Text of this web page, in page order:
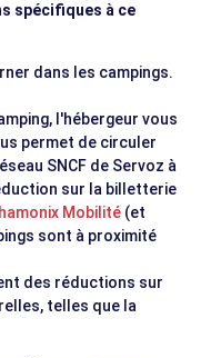
spécifiques à ce
dans les campings.
l'hébergeur vous
permet de circuler
SNCF de Servoz à
sur la billetterie
Mobilité (et
sont à proximité
des réductions sur
telles que la